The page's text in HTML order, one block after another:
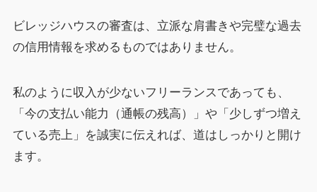
ビレッジハウスの審査は、立派な肩書きや完璧な過去
の信用情報を求めるものではありません。
私のように収入が少ないフリーランスであっても、
「今の支払い能力（通帳の残高）」や「少しずつ増え
ている売上」を誠実に伝えれば、道はしっかりと開け
ます。